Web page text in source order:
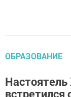
ОБРАЗОВАНИЕ